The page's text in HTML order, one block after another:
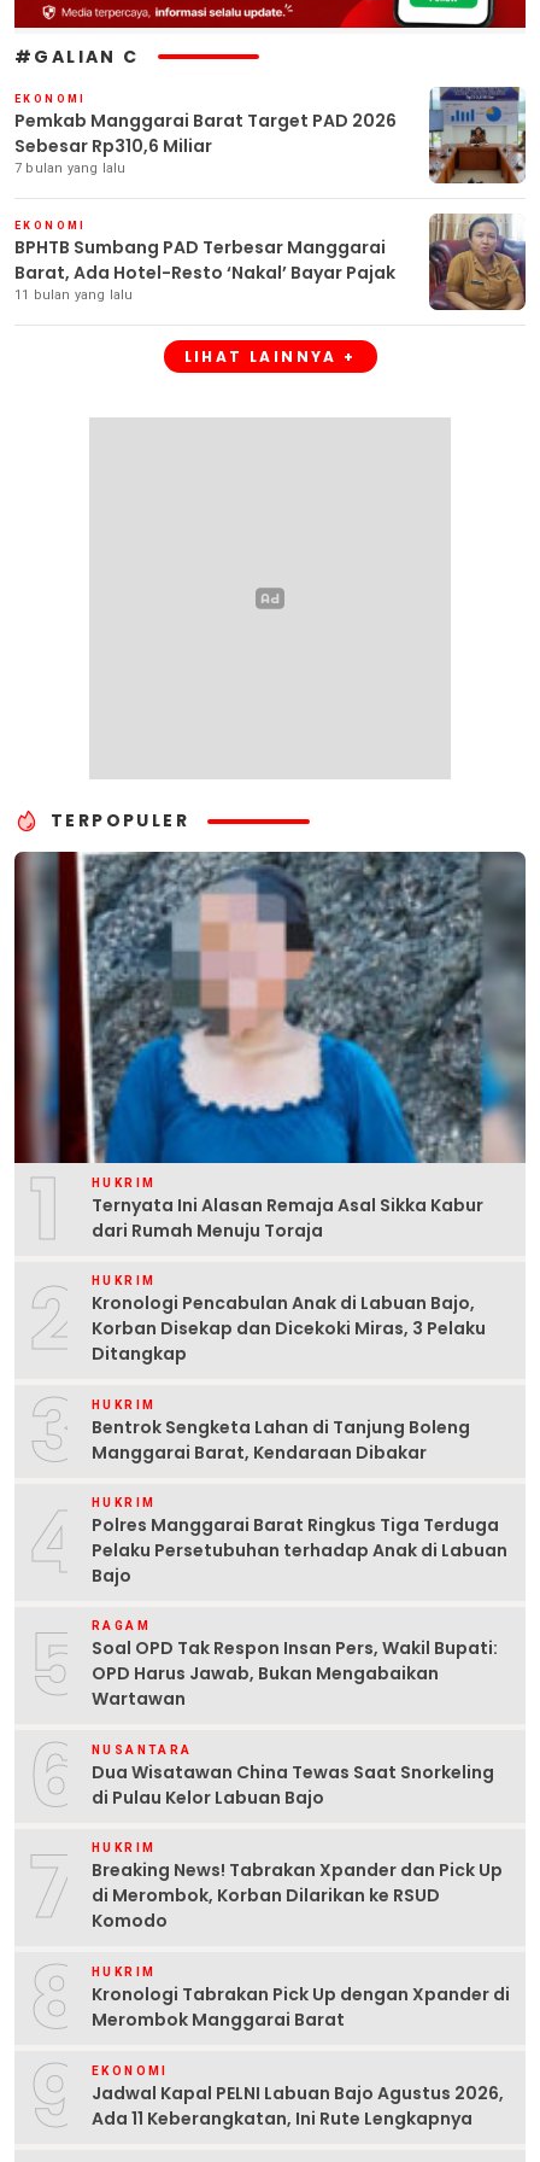
#GALIAN C
EKONOMI
Pemkab Manggarai Barat Target PAD 2026
Sebesar Rp310,6 Miliar
7 bulan yang lalu
EKONOMI
BPHTB Sumbang PAD Terbesar Manggarai
Barat, Ada Hotel-Resto ‘Nakal’ Bayar Pajak
11 bulan yang lalu
LIHAT LAINNYA +
TERPOPULER
1 HUKRIM
Ternyata Ini Alasan Remaja Asal Sikka Kabur
dari Rumah Menuju Toraja
2 HUKRIM
Kronologi Pencabulan Anak di Labuan Bajo,
Korban Disekap dan Dicekoki Miras, 3 Pelaku
Ditangkap
3 HUKRIM
Bentrok Sengketa Lahan di Tanjung Boleng
Manggarai Barat, Kendaraan Dibakar
4 HUKRIM
Polres Manggarai Barat Ringkus Tiga Terduga
Pelaku Persetubuhan terhadap Anak di Labuan
Bajo
5 RAGAM
Soal OPD Tak Respon Insan Pers, Wakil Bupati:
OPD Harus Jawab, Bukan Mengabaikan
Wartawan
6 NUSANTARA
Dua Wisatawan China Tewas Saat Snorkeling
di Pulau Kelor Labuan Bajo
7 HUKRIM
Breaking News! Tabrakan Xpander dan Pick Up
di Merombok, Korban Dilarikan ke RSUD
Komodo
8 HUKRIM
Kronologi Tabrakan Pick Up dengan Xpander di
Merombok Manggarai Barat
9 EKONOMI
Jadwal Kapal PELNI Labuan Bajo Agustus 2026,
Ada 11 Keberangkatan, Ini Rute Lengkapnya